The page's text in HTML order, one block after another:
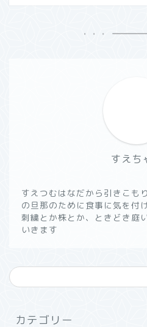
すえち
すえつむはなだから引きこも
の旦那のために食事に気を付
刺繍とか株とか、ときどき庭
いきます
カテゴリー